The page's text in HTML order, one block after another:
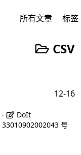
所有文章 标签
CSV
12-16
DoIt
号